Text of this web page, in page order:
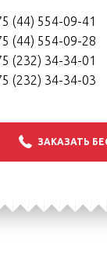
(44) 554-09-41
(44) 554-09-28
(232) 34-34-01
(232) 34-34-03
ЗАКАЗАТЬ